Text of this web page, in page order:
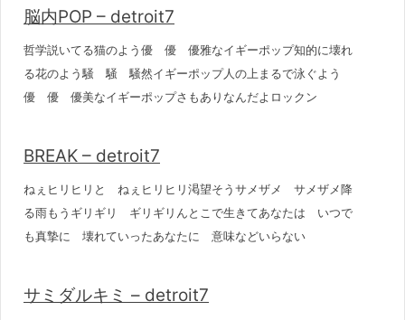
脳内POP – detroit7
哲学説いてる猫のよう優 優 優雅なイギーポップ知的に壊れ
る花のよう騒 騒 騒然イギーポップ人の上まるで泳ぐよう
優 優 優美なイギーポップさもありなんだよロックン
BREAK – detroit7
ねぇヒリヒリと ねぇヒリヒリ渇望そうサメザメ サメザメ降
る雨もうギリギリ ギリギリんとこで生きてあなたは いつで
も真摯に 壊れていったあなたに 意味などいらない
サミダルキミ – detroit7